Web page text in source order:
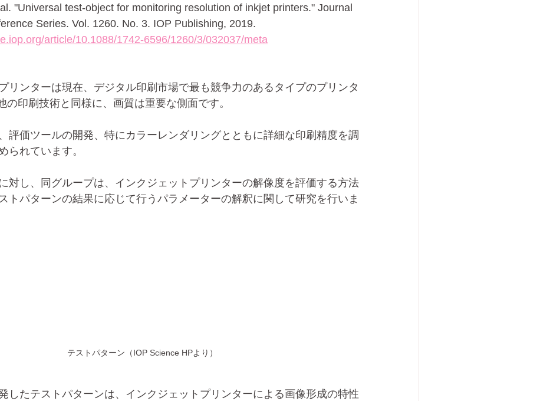
"Universal test-object for monitoring resolution of inkjet printers." Journal
Series. Vol. 1260. No. 3. IOP Publishing, 2019.
article/10.1088/1742-6596/1260/3/032037/meta
リンターは現在、デジタル印刷市場で最も競争力のあるタイプのプリンタ
の印刷技術と同様に、画質は重要な側面です。
評価ツールの開発、特にカラーレンダリングとともに詳細な印刷精度を調
られています。
対し、同グループは、インクジェットプリンターの解像度を評価する方法
トパターンの結果に応じて行うパラメーターの解釈に関して研究を行いま
テストパターン（IOP Science HPより）
したテストパターンは、インクジェットプリンターによる画像形成の特性